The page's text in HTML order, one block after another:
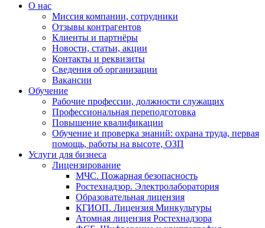
О нас
Миссия компании, сотрудники
Отзывы контрагентов
Клиенты и партнёры
Новости, статьи, акции
Контакты и реквизиты
Сведения об организации
Вакансии
Обучение
Рабочие профессии, должности служащих
Профессиональная переподготовка
Повышение квалификации
Обучение и проверка знаний: охрана труда, первая
помощь, работы на высоте, ОЗП
Услуги для бизнеса
Лицензирование
МЧС. Пожарная безопасность
Ростехнадзор. Электролаборатория
Образовательная лицензия
КГИОП. Лицензия Минкультуры
Атомная лицензия Ростехнадзора